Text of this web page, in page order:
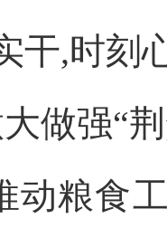
干,时刻
做强“
动粮食